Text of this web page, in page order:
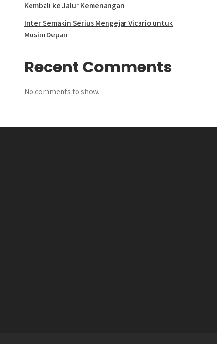
Kembali ke Jalur Kemenangan
Inter Semakin Serius Mengejar Vicario untuk
Musim Depan
Recent Comments
No comments to show.